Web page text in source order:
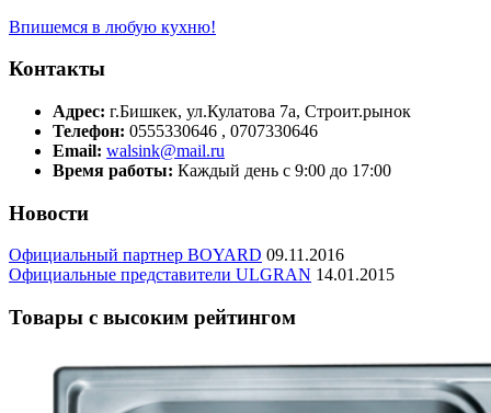
Впишемся в любую кухню!
Контакты
Адрес: г.Бишкек, ул.Кулатова 7а, Строит.рынок
Телефон: 0555330646 , 0707330646
Email: walsink@mail.ru
Время работы: Каждый день с 9:00 до 17:00
Новости
Официальный партнер BOYARD 09.11.2016
Официальные представители ULGRAN 14.01.2015
Товары с высоким рейтингом